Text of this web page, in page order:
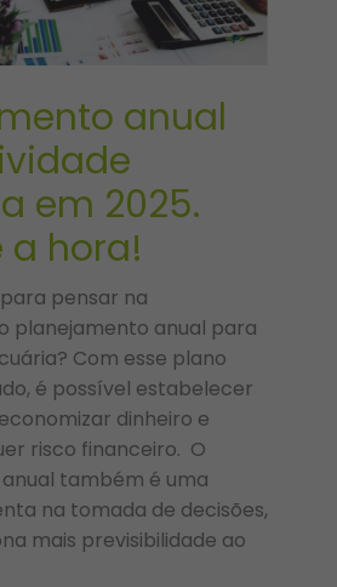
anual
em 2025.
a hora!
pensar na
planejamento anual para
Com esse plano
é possível estabelecer
dinheiro e
risco financeiro. O
também é uma
na tomada de decisões,
mais previsibilidade ao